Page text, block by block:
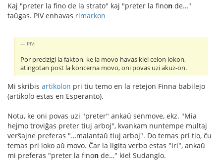
Kaj "preter la fino de la strato" kaj "preter la finon de…"
taŭgas. PIV enhavas rimarkon
PIV:
Por precizigi la fakton, ke la movo havas kiel celon lokon,
atingotan post la koncerna movo, oni povas uzi akuz-on.
Mi skribis artikolon pri tiu temo en la retejon Finna babilejo
(artikolo estas en Esperanto).
Notu, ke oni povas uzi "preter" ankaŭ senmove, ekz. "Mia
hejmo troviĝas preter tiuj arboj", kvankam nuntempe multaj
verŝajne preferas "…malantaŭ tiuj arboj". Do temas pri tio, ĉu
temas pri loko aŭ movo. Ĉar la ligita verbo estas "iri", ankaŭ
mi preferas "preter la finon de…" kiel Sudanglo.